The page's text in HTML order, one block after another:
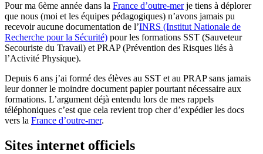
Pour ma 6ème année dans la France d’outre-merje tiens à déplorer
que nous (moi et les équipes pédagogiques) n’avons jamais pu
recevoir aucune documentation de l’INRS (Institut Nationale de
Recherche pour la Sécurité) pour les formations SST (Sauveteur
Secouriste du Travail) et PRAP (Prévention des Risques liés à
l’Activité Physique).
Depuis 6 ans j’ai formé des élèves au SST et au PRAP sans jamais
leur donner le moindre document papier pourtant nécessaire aux
formations. L’argument déjà entendu lors de mes rappels
téléphoniques c’est que cela revient trop cher d’expédier les docs
vers la France d’outre-mer.
Sites internet officiels